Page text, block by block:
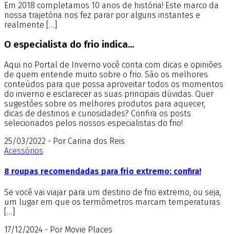
Em 2018 completamos 10 anos de história! Este marco da
nossa trajetória nos fez parar por alguns instantes e
realmente […]
O especialista do frio indica...
Aqui no Portal de Inverno você conta com dicas e opiniões
de quem entende muito sobre o frio. São os melhores
conteúdos para que possa aproveitar todos os momentos
do inverno e esclarecer as suas principais dúvidas. Quer
sugestões sobre os melhores produtos para aquecer,
dicas de destinos e curiosidades? Confira os posts
selecionados pelos nossos especialistas do frio!
25/03/2022 - Por Carina dos Reis
Acessórios
8 roupas recomendadas para frio extremo: confira!
Se você vai viajar para um destino de frio extremo, ou seja,
um lugar em que os termômetros marcam temperaturas
[…]
17/12/2024 - Por Movie Places